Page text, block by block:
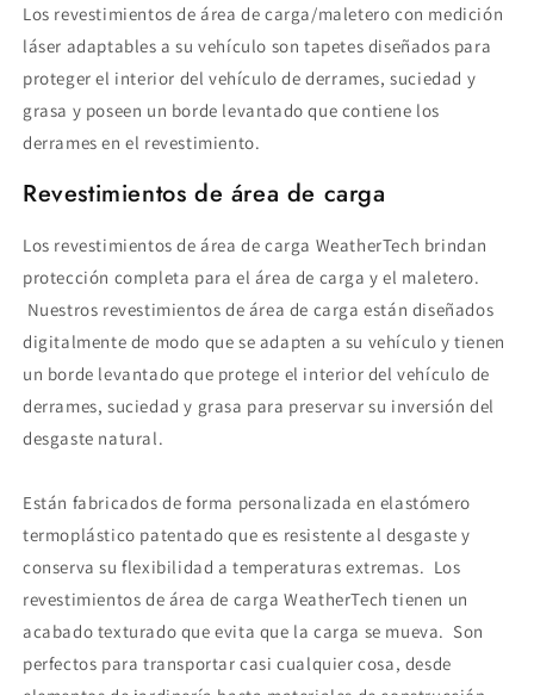
Los revestimientos de área de carga/maletero con medición
láser adaptables a su vehículo son tapetes diseñados para
proteger el interior del vehículo de derrames, suciedad y
grasa y poseen un borde levantado que contiene los
derrames en el revestimiento.
Revestimientos de área de carga
Los revestimientos de área de carga WeatherTech brindan
protección completa para el área de carga y el maletero.
Nuestros revestimientos de área de carga están diseñados
digitalmente de modo que se adapten a su vehículo y tienen
un borde levantado que protege el interior del vehículo de
derrames, suciedad y grasa para preservar su inversión del
desgaste natural.
Están fabricados de forma personalizada en elastómero
termoplástico patentado que es resistente al desgaste y
conserva su flexibilidad a temperaturas extremas. Los
revestimientos de área de carga WeatherTech tienen un
acabado texturado que evita que la carga se mueva. Son
perfectos para transportar casi cualquier cosa, desde